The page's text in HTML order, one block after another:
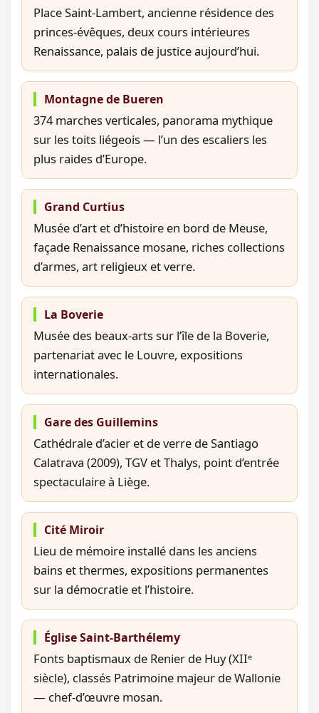
Place Saint-Lambert, ancienne résidence des
princes-évêques, deux cours intérieures
Renaissance, palais de justice aujourd’hui.
Montagne de Bueren
374 marches verticales, panorama mythique
sur les toits liégeois — l’un des escaliers les
plus raides d’Europe.
Grand Curtius
Musée d’art et d’histoire en bord de Meuse,
façade Renaissance mosane, riches collections
d’armes, art religieux et verre.
La Boverie
Musée des beaux-arts sur l’île de la Boverie,
partenariat avec le Louvre, expositions
internationales.
Gare des Guillemins
Cathédrale d’acier et de verre de Santiago
Calatrava (2009), TGV et Thalys, point d’entrée
spectaculaire à Liège.
Cité Miroir
Lieu de mémoire installé dans les anciens
bains et thermes, expositions permanentes
sur la démocratie et l’histoire.
Église Saint-Barthélemy
Fonts baptismaux de Renier de Huy (XIIᵉ
siècle), classés Patrimoine majeur de Wallonie
— chef-d’œuvre mosan.